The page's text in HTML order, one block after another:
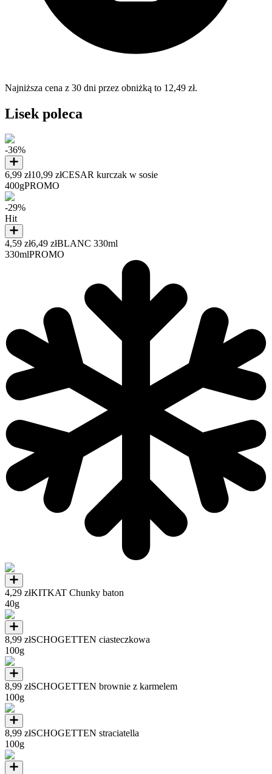
Najniższa cena z 30 dni przez obniżką to 12,49 zł.
Lisek poleca
-36%
6,99 zł10,99 złCESAR kurczak w sosie
400gPROMO
-29%
Hit
4,59 zł6,49 złBLANC 330ml
330mlPROMO
4,29 złKITKAT Chunky baton
40g
8,99 złSCHOGETTEN ciasteczkowa
100g
8,99 złSCHOGETTEN brownie z karmelem
100g
8,99 złSCHOGETTEN straciatella
100g